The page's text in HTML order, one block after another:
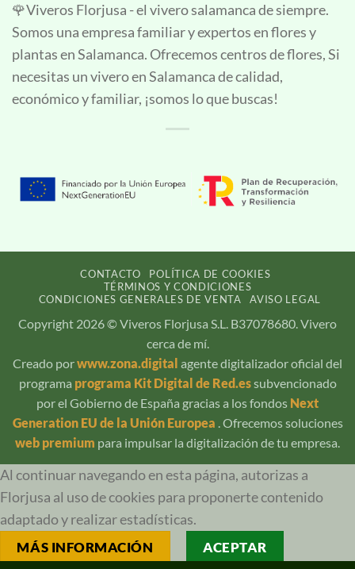
🌹Viveros Florjusa - el vivero salamanca de siempre.
Somos una empresa familiar y expertos en flores y
plantas en Salamanca. Ofrecemos centros de flores, Si
necesitas un vivero en Salamanca de calidad,
económico y familiar, ¡somos lo que buscas!
CONTACTO
POLÍTICA DE COOKIES
TÉRMINOS Y CONDICIONES
CONDICIONES GENERALES DE VENTA
AVISO LEGAL
Copyright 2026 © Viveros Florjusa S.L. B37078680. Vivero
cerca de mí.
Creado porwww.zona.digital agente digitalizador oficial del
programa programa Kit Digital de Red.essubvencionado
por el Gobierno de España gracias a los fondos Next
Generation EU de la Unión Europea . Ofrecemos soluciones
web premium para impulsar la digitalización de tu empresa.
Al continuar navegando en esta página, autorizas a
Florjusa al uso de cookies para proponerte contenido
adaptado y realizar estadísticas.
MÁS INFORMACIÓN
ACEPTAR